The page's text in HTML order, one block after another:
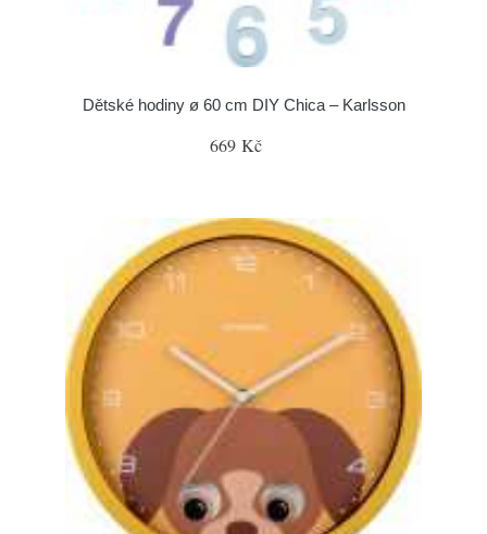
Dětské hodiny ø 60 cm DIY Chica – Karlsson
669 Kč